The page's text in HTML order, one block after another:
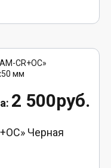
2 500руб.
Черная